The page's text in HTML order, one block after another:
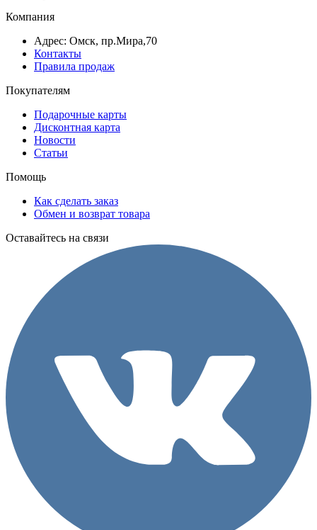
Компания
Адрес: Омск, пр.Мира,70
Контакты
Правила продаж
Покупателям
Подарочные карты
Дисконтная карта
Новости
Статьи
Помощь
Как сделать заказ
Обмен и возврат товара
Оставайтесь на связи